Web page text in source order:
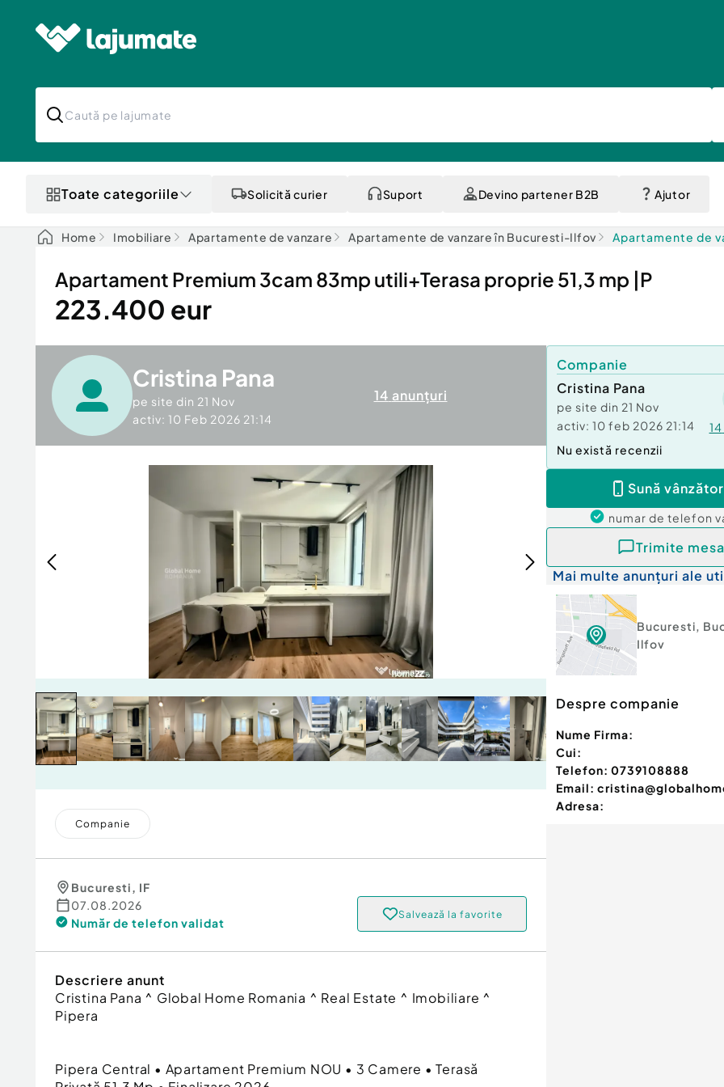
Toate categoriile Solicită curier Suport Devino partener B2B Ajutor
Home Imobiliare Apartamente de vanzare Apartamente de vanzare în Bucuresti-Ilfov Apartamente de
Apartament Premium 3cam 83mp utili+Terasa proprie 51,3 mp |P
223.400 eur
Cristina Pana
pe site din 21 Nov
activ: 10 Feb 2026 21:14
14 anunțuri
Companie
Bucuresti, IF
07.08.2026
Număr de telefon validat
Salvează la favorite
Descriere anunt
Cristina Pana ^ Global Home Romania ^ Real Estate ^ Imobiliare ^
Pipera
Pipera Central • Apartament Premium NOU • 3 Camere • Terasă
Companie
Cristina Pana
pe site din 21 Nov
activ: 10 feb 2026 21:14
14
Nu există recenzii
Sună
numar de telefon
Trimite
Mai multe anunțuri ale
Bucuresti,
Ilfov
Despre companie
Nume Firma:
Cui:
Telefon: 0739108888
Email:
Adresa: